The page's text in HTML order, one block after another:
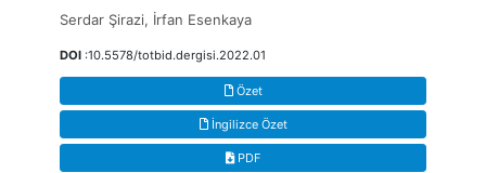
Serdar Şirazi, İrfan Esenkaya
DOI :10.5578/totbid.dergisi.2022.01
Özet
İngilizce Özet
PDF